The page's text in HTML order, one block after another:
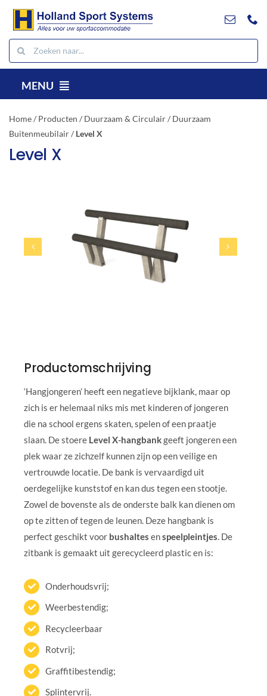
inhoud
Zoeken
naar:
MENU
Producten
Projecten
Zoeken
naar:
Home/ Producten / Duurzaam & Circulair/ Duurzaam
Buitenmeubilair/ Level X
Level X
Productomschrijving
‘Hangjongeren’ heeft een negatieve bijklank, maar op
zich is er helemaal niks mis met kinderen of jongeren
die na school ergens skaten, spelen of een praatje
slaan. De stoere Level X-hangbankgeeft jongeren een
plek waar ze zichzelf kunnen zijn op een veilige en
vertrouwde locatie. De bank is vervaardigd uit
oerdegelijke kunststof en kan dus tegen een stootje.
Zowel de bovenste als de onderste balk kan dienen om
op te zitten of tegen de leunen. Deze hangbank is
perfect geschikt voor bushaltes enspeelpleintjes. De
zitbank is gemaakt uit gerecycleerd plastic en is:
Onderhoudsvrij;
Weerbestendig;
Recycleerbaar
Rotvrij;
Graffitibestendig;
Splintervrij.